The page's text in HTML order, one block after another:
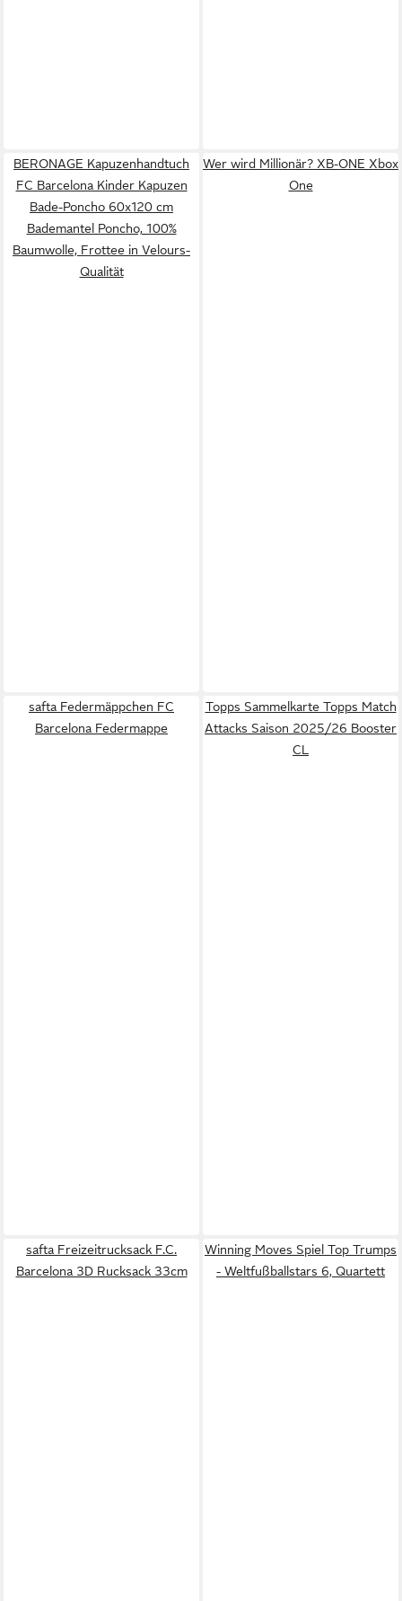
BERONAGE Kapuzenhandtuch
FC Barcelona Kinder Kapuzen
Bade-Poncho 60x120 cm
Bademantel Poncho, 100%
Baumwolle, Frottee in Velours-
Qualität
Wer wird Millionär? XB-ONE Xbox
One
safta Federmäppchen FC
Barcelona Federmappe
Topps Sammelkarte Topps Match
Attacks Saison 2025/26 Booster
CL
safta Freizeitrucksack F.C.
Barcelona 3D Rucksack 33cm
Winning Moves Spiel Top Trumps
- Weltfußballstars 6, Quartett